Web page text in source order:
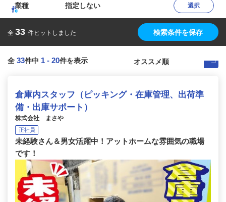
業種 指定しない 選択
全 33 件ヒットしました 検索条件を保存
全 33件中 1 - 20件を表示
倉庫内スタッフ（ピッキング・在庫管理、出荷準
備・出庫サポート）
株式会社 まさや
正社員
未経験さん＆男女活躍中！アットホームな雰囲気の職場
です！